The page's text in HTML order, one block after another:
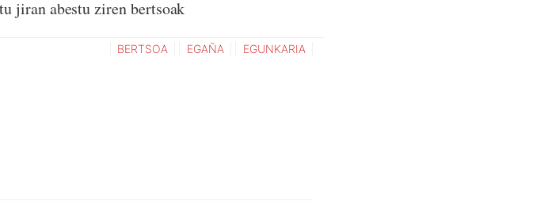
ziren bertsoak
BERTSOA EGAÑA EGUNKARIA